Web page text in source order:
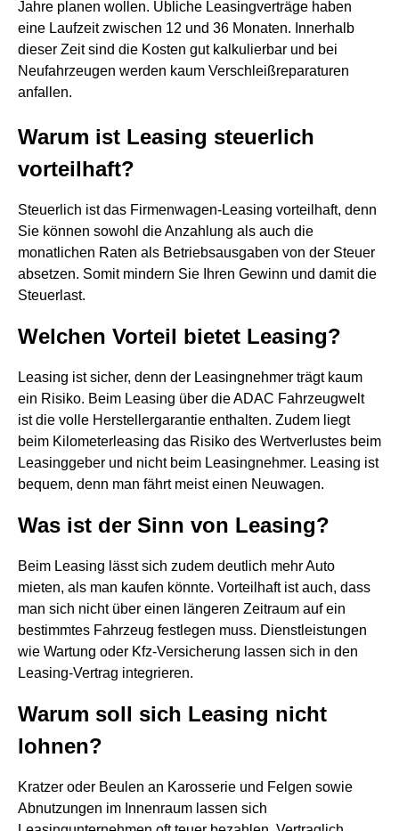
Jahre planen wollen. Übliche Leasingverträge haben
eine Laufzeit zwischen 12 und 36 Monaten. Innerhalb
dieser Zeit sind die Kosten gut kalkulierbar und bei
Neufahrzeugen werden kaum Verschleißreparaturen
anfallen.
Warum ist Leasing steuerlich
vorteilhaft?
Steuerlich ist das Firmenwagen-Leasing vorteilhaft, denn
Sie können sowohl die Anzahlung als auch die
monatlichen Raten als Betriebsausgaben von der Steuer
absetzen. Somit mindern Sie Ihren Gewinn und damit die
Steuerlast.
Welchen Vorteil bietet Leasing?
Leasing ist sicher, denn der Leasingnehmer trägt kaum
ein Risiko. Beim Leasing über die ADAC Fahrzeugwelt
ist die volle Herstellergarantie enthalten. Zudem liegt
beim Kilometerleasing das Risiko des Wertverlustes beim
Leasinggeber und nicht beim Leasingnehmer. Leasing ist
bequem, denn man fährt meist einen Neuwagen.
Was ist der Sinn von Leasing?
Beim Leasing lässt sich zudem deutlich mehr Auto
mieten, als man kaufen könnte. Vorteilhaft ist auch, dass
man sich nicht über einen längeren Zeitraum auf ein
bestimmtes Fahrzeug festlegen muss. Dienstleistungen
wie Wartung oder Kfz-Versicherung lassen sich in den
Leasing-Vertrag integrieren.
Warum soll sich Leasing nicht
lohnen?
Kratzer oder Beulen an Karosserie und Felgen sowie
Abnutzungen im Innenraum lassen sich